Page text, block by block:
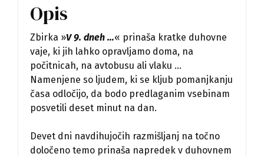
Opis
Zbirka »V 9. dneh …« prinaša kratke duhovne
vaje, ki jih lahko opravljamo doma, na
počitnicah, na avtobusu ali vlaku …
Namenjene so ljudem, ki se kljub pomanjkanju
časa odločijo, da bodo predlaganim vsebinam
posvetili deset minut na dan.
Devet dni navdihujočih razmišljanj na točno
določeno temo prinaša napredek v duhovnem